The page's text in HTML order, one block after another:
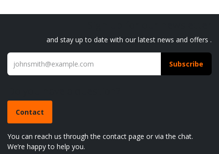
and stay up to date with our latest news and offers .
Subscribe
Contact
You can reach us through the contact page or via the chat.
We’re happy to help you.